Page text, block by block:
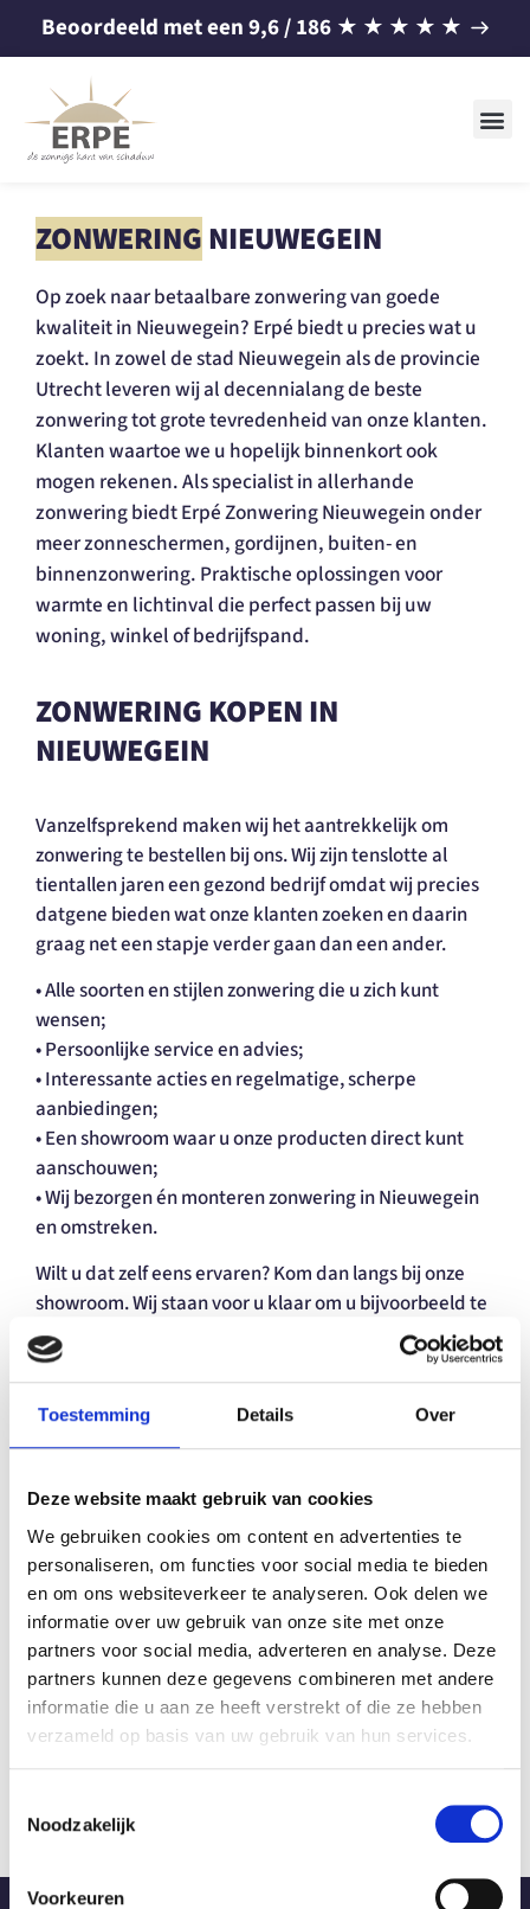
Toestemming Details Over
Deze website maakt gebruik van cookies
We gebruiken cookies om content en advertenties te
personaliseren, om functies voor social media te bieden
en om ons websiteverkeer te analyseren. Ook delen we
informatie over uw gebruik van onze site met onze
partners voor social media, adverteren en analyse. Deze
partners kunnen deze gegevens combineren met andere
informatie die u aan ze heeft verstrekt of die ze hebben
verzameld op basis van uw gebruik van hun services.
Noodzakelijk
Voorkeuren
Beoordeeld met een9,6/ 186 ★ ★ ★ ★ ★
ZONWERINGNIEUWEGEIN
Op zoek naar betaalbare zonwering van goede
kwaliteit in Nieuwegein? Erpé biedt u precies wat u
zoekt. In zowel de stad Nieuwegein als de provincie
Utrecht leveren wij al decennialang de beste
zonwering tot grote tevredenheid van onze klanten.
Klanten waartoe we u hopelijk binnenkort ook
mogen rekenen. Als specialist in allerhande
zonwering biedt Erpé Zonwering Nieuwegein onder
meer zonneschermen, gordijnen, buiten- en
binnenzonwering. Praktische oplossingen voor
warmte en lichtinval die perfect passen bij uw
woning, winkel of bedrijfspand.
ZONWERING KOPEN IN
NIEUWEGEIN
Vanzelfsprekend maken wij het aantrekkelijk om
zonwering te bestellen bij ons. Wij zijn tenslotte al
tientallen jaren een gezond bedrijf omdat wij precies
datgene bieden wat onze klanten zoeken en daarin
graag net een stapje verder gaan dan een ander.
• Alle soorten en stijlen zonwering die u zich kunt
wensen;
• Persoonlijke service en advies;
• Interessante acties en regelmatige, scherpe
aanbiedingen;
• Een showroom waar u onze producten direct kunt
aanschouwen;
• Wij bezorgen én monteren zonwering in Nieuwegein
en omstreken.
Wilt u dat zelf eens ervaren? Kom dan langs bij onze
showroom. Wij staan voor u klaar om u bijvoorbeeld te
helpen bij uw keuze tussen binnenzonwering,
buitenzonwering of gordijnen. Heeft u al een
voorkeur? Wij geven direct een impressie van het
eindresultaat.
KIES UW EIGEN ZONWERING IN
NIEUWEGEIN
Wij van Erpé Zonwering Nieuwegein houden er een
bedrijfsfilosofie op na die u en uw wensen centraal
stellen. Dat betekent dat wij flexibel zijn en denken
vanuit uw wensen en niet vanuit onze producten. Bij
uw wensen zoeken wij het beste product op het
gebied van zonwering. Wij adviseren u helder over de